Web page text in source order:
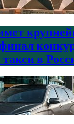
такси в